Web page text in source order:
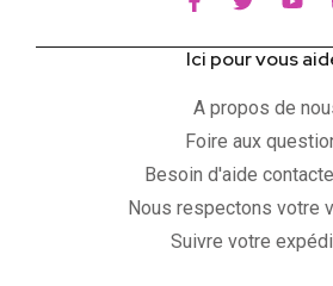
Ici pour vous
A propos de
Foire aux
Besoin d'aide
Nous respectons votre
Suivre votre